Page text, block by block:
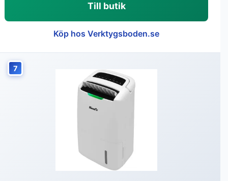
Till butik
Köp hos Verktygsboden.se
7